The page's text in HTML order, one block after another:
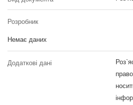
Розробник
Немає даних
Додаткові дані